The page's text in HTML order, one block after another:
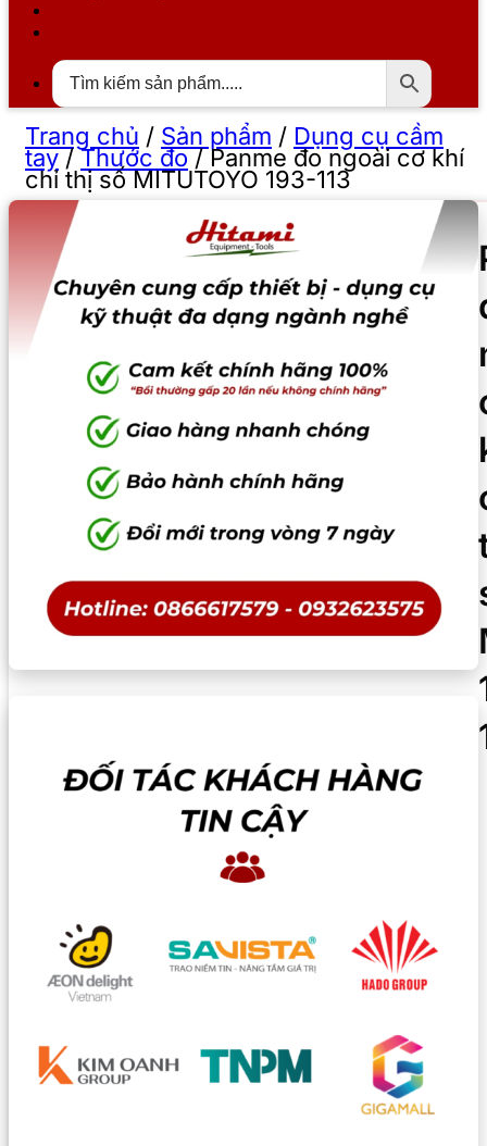
Trang chủ / Sản phẩm / Dụng cụ cầm
tay/Thước đo/Panme đo ngoài cơ khí
chỉ thị số MITUTOYO 193-113